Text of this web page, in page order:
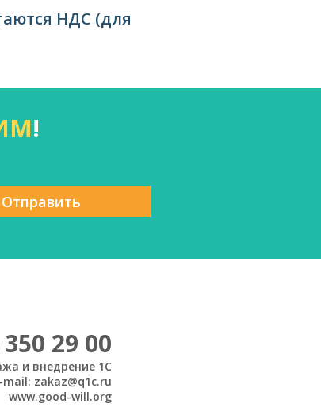
НДС (для
!
Отправить
350 29 00
и внедрение 1С
mail: zakaz@q1c.ru
www.good-will.org